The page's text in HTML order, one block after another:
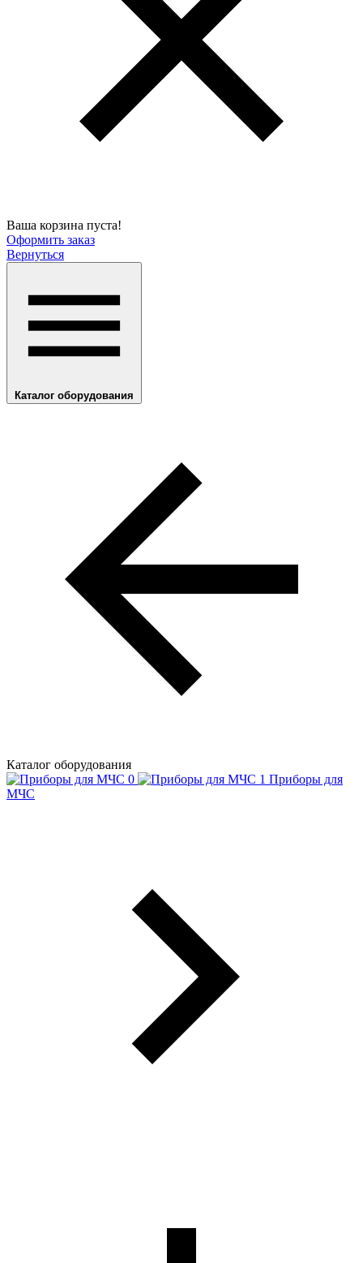
Ваша корзина пуста!
Оформить заказ
Вернуться
Каталог оборудования
Каталог оборудования
Приборы для
МЧС